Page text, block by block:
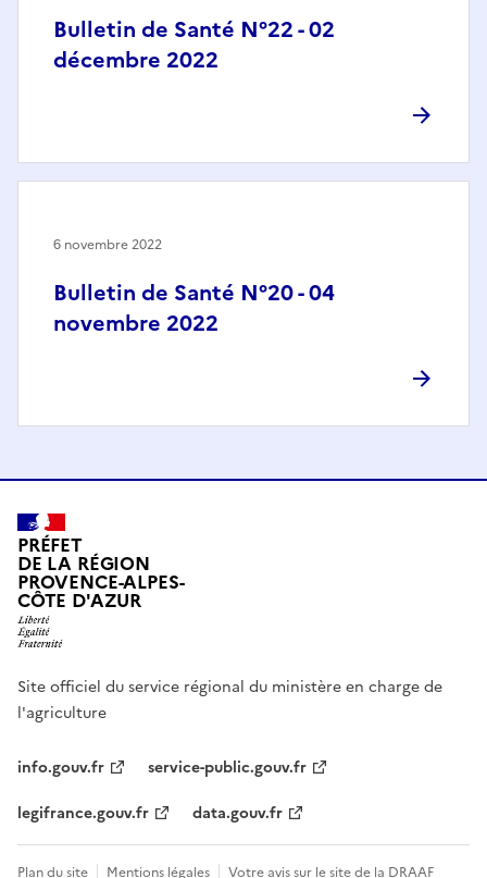
Bulletin de Santé N°22 - 02
décembre 2022
Bulletin de Santé N°20 - 04
novembre 2022
6 novembre 2022
PRÉFET
DE LA RÉGION
PROVENCE-ALPES-
CÔTE D'AZUR
Site officiel du service régional du ministère en charge de
l'agriculture
info.gouv.fr
service-public.gouv.fr
legifrance.gouv.fr
data.gouv.fr
Plan du site Mentions légales Votre avis sur le site de la DRAAF